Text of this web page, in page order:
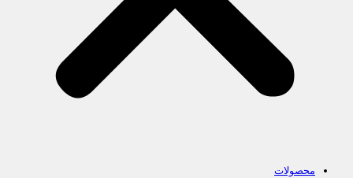
محصولات